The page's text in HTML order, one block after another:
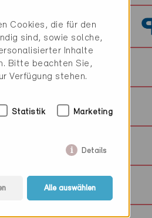
partner.com
Cookies, die für den
sind, sowie solche,
Inhalte
Bitte beachten Sie,
Verfügung stehen.
Statistik Marketing
Details
Alle auswählen